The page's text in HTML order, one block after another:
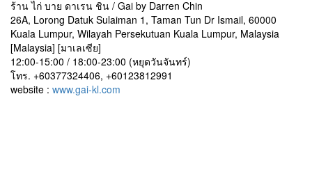
รายละเอียดร้านอาหาร
ร้าน ไก่ บาย ดาเรน ชิน / Gai by Darren Chin
26A, Lorong Datuk Sulaiman 1, Taman Tun Dr Ismail, 60000
Kuala Lumpur, Wilayah Persekutuan Kuala Lumpur, Malaysia
[Malaysia] [มาเลเซีย]
12:00-15:00 / 18:00-23:00 (หยุดวันจันทร์)
โทร. +60377324406, +60123812991